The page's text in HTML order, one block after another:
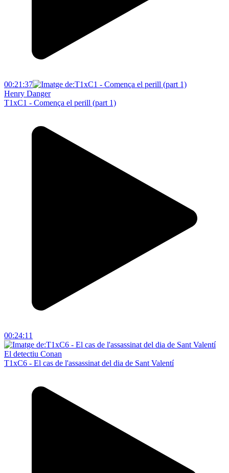
00:21:37
Henry Danger
T1xC1 - Comença el perill (part 1)
00:24:11
El detectiu Conan
T1xC6 - El cas de l'assassinat del dia de Sant Valentí